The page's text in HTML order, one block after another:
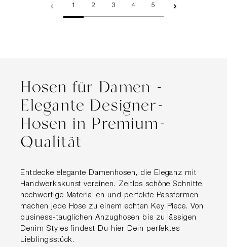
Seite
1 Seite
2 Seite
3 Seite
4 Seite
5
Hosen für Damen -
Elegante Designer-
Hosen in Premium-
Qualität
Entdecke elegante Damenhosen, die Eleganz mit
Handwerkskunst vereinen. Zeitlos schöne Schnitte,
hochwertige Materialien und perfekte Passformen
machen jede Hose zu einem echten Key Piece. Von
business-tauglichen Anzughosen bis zu lässigen
Denim Styles findest Du hier Dein perfektes
Lieblingsstück.